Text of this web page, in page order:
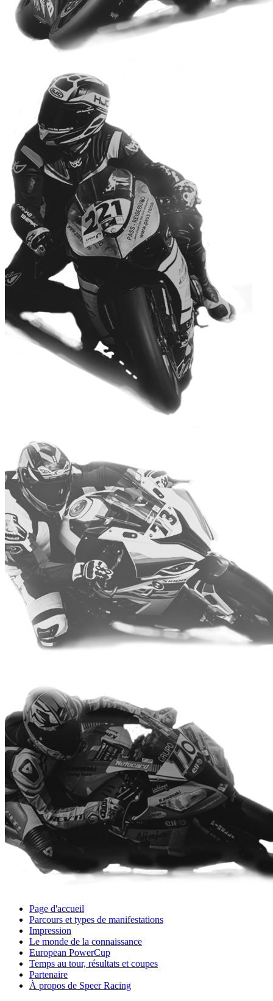
Page d'accueil
Parcours et types de manifestations
Impression
Le monde de la connaissance
European PowerCup
Temps au tour, résultats et coupes
Partenaire
À propos de Speer Racing